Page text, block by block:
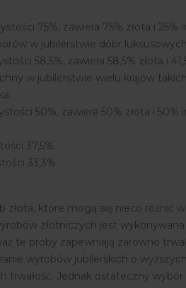
75%, zawiera 75% złota i 25%
w jubilerstwie dóbr
58,5%, zawiera 58,5% złota i
w jubilerstwie wielu krajów
50%, zawiera 50% złota i 50%
37,5%.
33,3%.
złota, które mogą się nieco różnić w
złotniczych jest wykonywana
te próby zapewniają zarówno
wyrobów jubilerskich o wyższych
trwałość. Jednak ostateczny wybór